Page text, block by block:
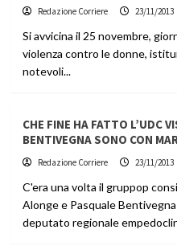
Redazione Corriere 23/11/2013
Si avvicina il 25 novembre,
violenza contro le donne,
notevoli...
CHE FINE HA FATTO L’UDC
BENTIVEGNA SONO CON
Redazione Corriere 23/11/2013
C'era una volta il gruppop
Alonge e Pasquale
deputato regionale